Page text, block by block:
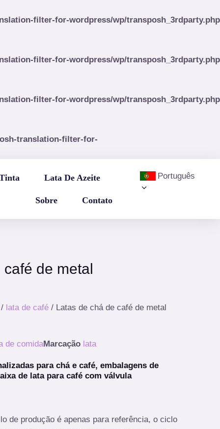
filter-for-wordpress/wp/transposh_3rdparty.php
filter-for-wordpress/wp/transposh_3rdparty.php
filter-for-wordpress/wp/transposh_3rdparty.php
translation-filter-for-
Lata De Azeite
Sobre Contato
Português
de metal
lata de café / Latas de chá de café de metal
de comidaMarcação lata
para chá e café, embalagens de
de lata para café com válvula
de produção é apenas para referência, o ciclo